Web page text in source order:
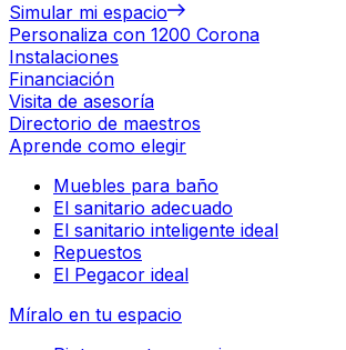
Simular mi espacio
Personaliza con 1200 Corona
Instalaciones
Financiación
Visita de asesoría
Directorio de maestros
Aprende como elegir
Muebles para baño
El sanitario adecuado
El sanitario inteligente ideal
Repuestos
El Pegacor ideal
Míralo en tu espacio